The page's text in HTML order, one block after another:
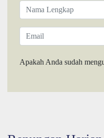
Apakah Anda sudah